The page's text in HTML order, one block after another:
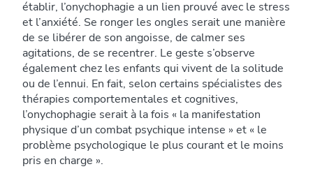
établir, l’onychophagie a un lien prouvé avec le stress
et l’anxiété. Se ronger les ongles serait une manière
de se libérer de son angoisse, de calmer ses
agitations, de se recentrer. Le geste s’observe
également chez les enfants qui vivent de la solitude
ou de l’ennui. En fait, selon certains spécialistes des
thérapies comportementales et cognitives,
l’onychophagie serait à la fois « la manifestation
physique d’un combat psychique intense » et « le
problème psychologique le plus courant et le moins
pris en charge ».